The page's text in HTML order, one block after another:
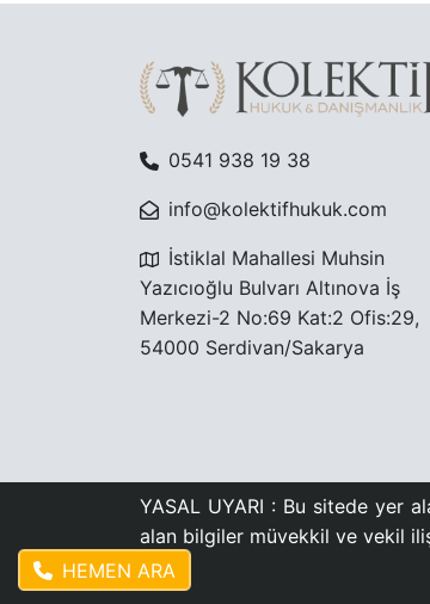
0541 938 19 38
info@kolektifhukuk.com
İstiklal Mahallesi Muhsin
Yazıcıoğlu Bulvarı Altınova İş
Merkezi-2 No:69 Kat:2 Ofis:29,
54000 Serdivan/Sakarya
YASAL UYARI : Bu sitede yer
alan bilgiler müvekkil ve vekil
HEMEN ARA